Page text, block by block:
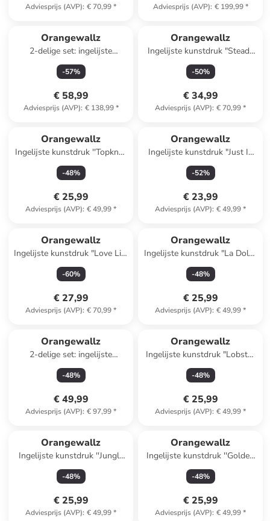
Adviesprijs (AVP): € 70,99* Adviesprijs (AVP): € 199,99*
Orangewallz
2-delige set: ingelijste
kunstdrukken "Colours, Dots
& Stipes"
-57%
€ 58,99
Adviesprijs (AVP): € 138,99*
Orangewallz
Ingelijste kunstdruk "Steady
Tree" - (B)90 x (H)60 cm
-50%
€ 34,99
Adviesprijs (AVP): € 70,99*
Orangewallz
Ingelijste kunstdruk ''Topknot
Lady''
-48%
€ 25,99
Adviesprijs (AVP): € 49,99*
Orangewallz
Ingelijste kunstdruk "Just In
Case" - (B)40 x (H)50 cm
-52%
€ 23,99
Adviesprijs (AVP): € 49,99*
Orangewallz
Ingelijste kunstdruk "Love Life
Monkey" - (B)50 x (H)70 cm
-60%
€ 27,99
Adviesprijs (AVP): € 70,99*
Orangewallz
Ingelijste kunstdruk "La Dolce
Vita" - (B)40 x (H)50 cm
-48%
€ 25,99
Adviesprijs (AVP): € 49,99*
Orangewallz
2-delige set: ingelijste
kunstdrukken "Italian Set"
-48%
€ 49,99
Adviesprijs (AVP): € 97,99*
Orangewallz
Ingelijste kunstdruk "Lobster
Blue Pink"
-48%
€ 25,99
Adviesprijs (AVP): € 49,99*
Orangewallz
Ingelijste kunstdruk ''Jungle
Dreams''
-48%
€ 25,99
Adviesprijs (AVP): € 49,99*
Orangewallz
Ingelijste kunstdruk ''Golden
Hand''
-48%
€ 25,99
Adviesprijs (AVP): € 49,99*